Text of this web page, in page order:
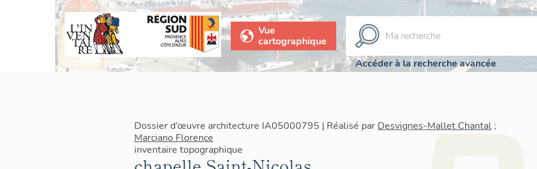
Vue
cartographique
Accéder à la recherche avancée
Dossier d’œuvre architecture IA05000795 | Réalisé par Desvignes-Mallet Chantal ;
Marciano Florence
inventaire topographique